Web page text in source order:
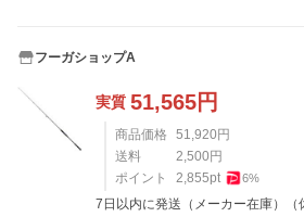
フーガショップA
実質 51,565円
商品価格 51,920 円
送料
2,500 円
ポイント
2,855pt 6%
7日以内に発送（メーカー在庫）（